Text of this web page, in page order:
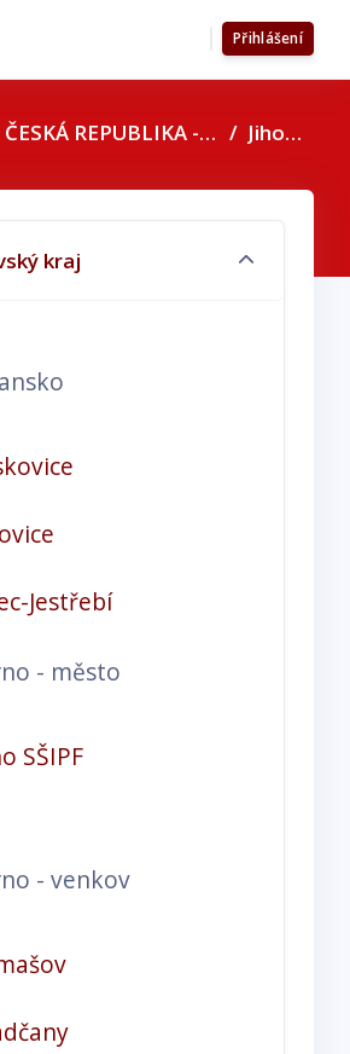
Přihlášení
ČESKÁ REPUBLIKA - seznam konzultačních středisek Jihomoravský kraj
kraj
JestřebíStránka
- město
SŠIPFStránka
- venkov
Stránka
Stránka